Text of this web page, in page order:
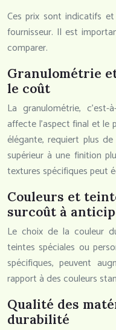
Ces prix sont indicatifs
fournisseur. Il est
comparer.
Granulométrie
le coût
La granulométrie,
affecte l’aspect final et le
élégante, requiert plus
supérieur à une finition
textures spécifiques peut
Couleurs et
surcoût à
Le choix de la couleur
teintes spéciales ou
spécifiques, peuvent
rapport à des couleurs
Qualité des
durabilité